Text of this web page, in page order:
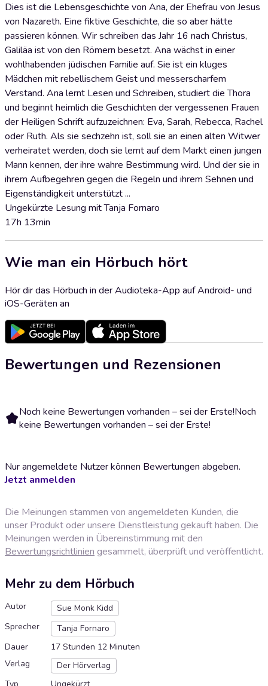
Dies ist die Lebensgeschichte von Ana, der Ehefrau von Jesus
von Nazareth. Eine fiktive Geschichte, die so aber hätte
passieren können. Wir schreiben das Jahr 16 nach Christus,
Galiläa ist von den Römern besetzt. Ana wächst in einer
wohlhabenden jüdischen Familie auf. Sie ist ein kluges
Mädchen mit rebellischem Geist und messerscharfem
Verstand. Ana lernt Lesen und Schreiben, studiert die Thora
und beginnt heimlich die Geschichten der vergessenen Frauen
der Heiligen Schrift aufzuzeichnen: Eva, Sarah, Rebecca, Rachel
oder Ruth. Als sie sechzehn ist, soll sie an einen alten Witwer
verheiratet werden, doch sie lernt auf dem Markt einen jungen
Mann kennen, der ihre wahre Bestimmung wird. Und der sie in
ihrem Aufbegehren gegen die Regeln und ihrem Sehnen und
Eigenständigkeit unterstützt ...
Ungekürzte Lesung mit Tanja Fornaro
17h 13min
Wie man ein Hörbuch hört
Hör dir das Hörbuch in der Audioteka-App auf Android- und
iOS-Geräten an
Bewertungen und Rezensionen
Noch keine Bewertungen vorhanden – sei der Erste!Noch
keine Bewertungen vorhanden – sei der Erste!
Nur angemeldete Nutzer können Bewertungen abgeben.
Jetzt anmelden
Die Meinungen stammen von angemeldeten Kunden, die
unser Produkt oder unsere Dienstleistung gekauft haben. Die
Meinungen werden in Übereinstimmung mit den
Bewertungsrichtlinien gesammelt, überprüft und veröffentlicht.
Mehr zu dem Hörbuch
Autor
Sue Monk Kidd
Sprecher
Tanja Fornaro
Dauer
17 Stunden 12 Minuten
Verlag
Der Hörverlag